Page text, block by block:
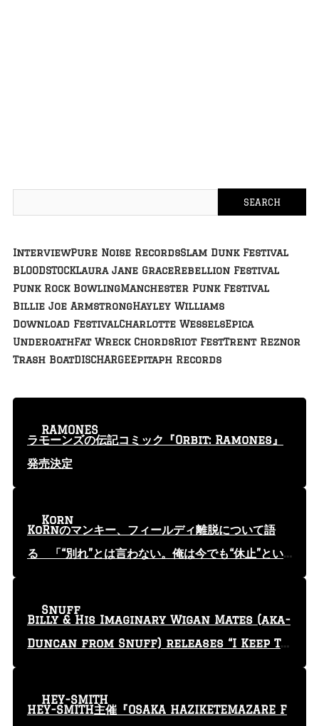
InterviewPure Noise RecordsSlam Dunk Festival
BLOODSTOCKLaura Jane GraceRebellion Festival
Punk Rock BowlingManchester Punk Festival
Billie Joe ArmstrongHayley Williams
Download FestivalCharlotte WesselsEpica
UnderoathFat Wreck ChordsRiot FestTrent Reznor
Trash BoatDISCHARGEEpitaph Records
ラモーンズの伝記コミック『Orbit: Ramones』
発売決定
RAMONES
KoRnのマンキー、フィールディ離脱について語
る 「“別れ”とは言わない。俺は今でも“休止”とい
Korn
Billy & His Imaginary Wigan Mates (aka-
Duncan from Snuff) releases “I Keep Tr
Snuff
HEY-SMITH主催『OSAKA HAZIKETEMAZARE F
HEY-SMITH